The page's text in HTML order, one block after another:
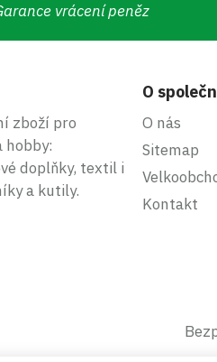
vrácení peněz
zboží pro
hobby:
doplňky, textil i
a kutily.
O
O nás
Sitemap
Kontakt